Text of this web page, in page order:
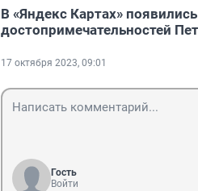
В «Яндекс Картах»
достопримечательностей
17 октября 2023, 09:01
Гость
Войти